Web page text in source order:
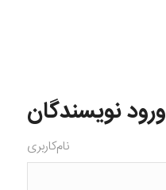
ورود نویسندگان
نام‌کاربری